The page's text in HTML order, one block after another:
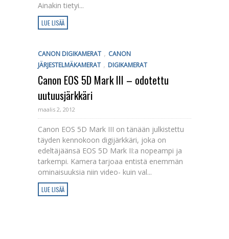
Ainakin tietyi...
LUE LISÄÄ
CANON DIGIKAMERAT , CANON
JÄRJESTELMÄKAMERAT , DIGIKAMERAT
Canon EOS 5D Mark III – odotettu
uutuusjärkkäri
maalis 2, 2012
Canon EOS 5D Mark III on tänään julkistettu
täyden kennokoon digijärkkäri, joka on
edeltäjäänsä EOS 5D Mark II:a nopeampi ja
tarkempi. Kamera tarjoaa entistä enemmän
ominaisuuksia niin video- kuin val...
LUE LISÄÄ